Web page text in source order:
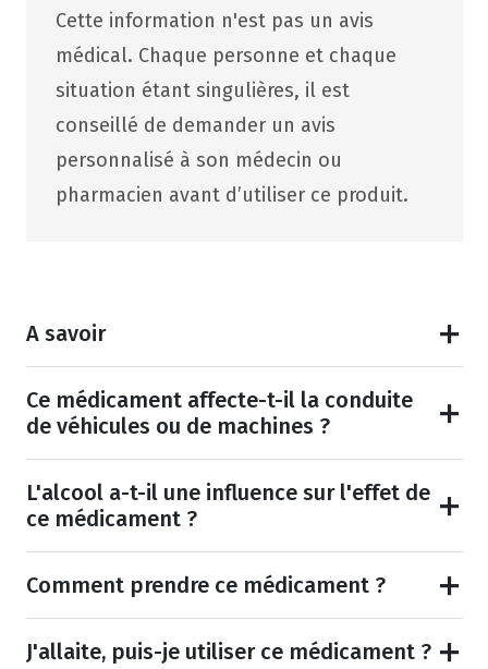
Cette information n'est pas un avis
médical. Chaque personne et chaque
situation étant singulières, il est
conseillé de demander un avis
personnalisé à son médecin ou
pharmacien avant d’utiliser ce produit.
A savoir
Ce médicament affecte-t-il la conduite
de véhicules ou de machines ?
L'alcool a-t-il une influence sur l'effet de
ce médicament ?
Comment prendre ce médicament ?
J'allaite, puis-je utiliser ce médicament ?